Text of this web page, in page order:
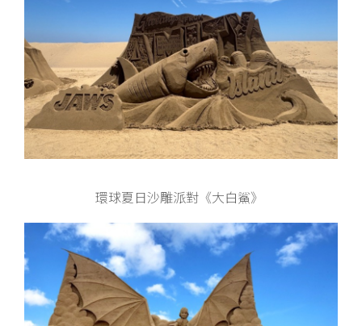
環球夏日沙雕派對《大白鯊》